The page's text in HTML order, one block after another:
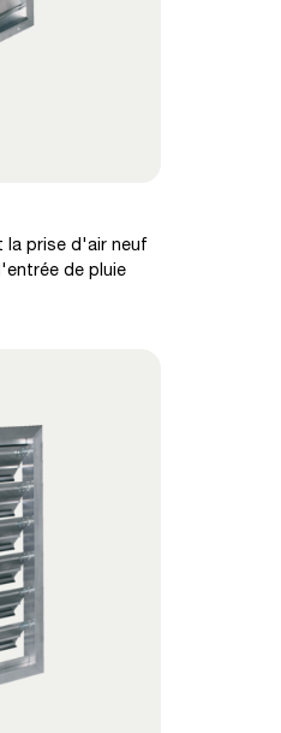
la prise d'air neuf
de pluie